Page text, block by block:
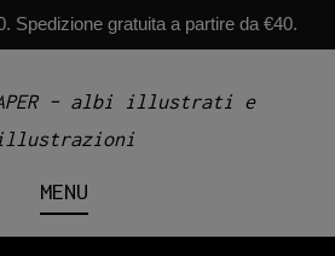
Spedizione gratuita a partire da €40.
– albi illustrati e
illustrazioni
MENU